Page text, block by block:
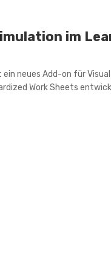
im
neues Add-on für Visual
Work Sheets